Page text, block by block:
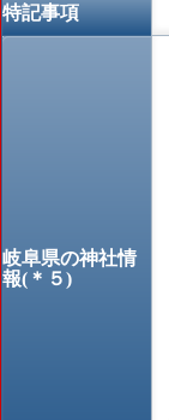
特記事項
岐阜県の神社情
報(＊５)